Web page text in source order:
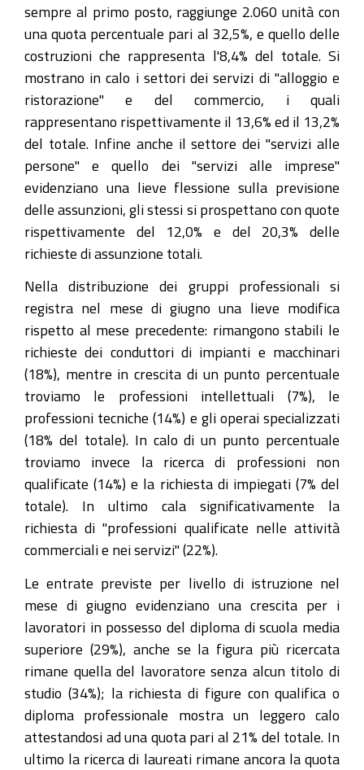
sempre al primo posto, raggiunge 2.060 unità con
una quota percentuale pari al 32,5%, e quello delle
costruzioni che rappresenta l'8,4% del totale. Si
mostrano in calo i settori dei servizi di "alloggio e
ristorazione" e del commercio, i quali
rappresentano rispettivamente il 13,6% ed il 13,2%
del totale. Infine anche il settore dei "servizi alle
persone" e quello dei "servizi alle imprese"
evidenziano una lieve flessione sulla previsione
delle assunzioni, gli stessi si prospettano con quote
rispettivamente del 12,0% e del 20,3% delle
richieste di assunzione totali.
Nella distribuzione dei gruppi professionali si
registra nel mese di giugno una lieve modifica
rispetto al mese precedente: rimangono stabili le
richieste dei conduttori di impianti e macchinari
(18%), mentre in crescita di un punto percentuale
troviamo le professioni intellettuali (7%), le
professioni tecniche (14%) e gli operai specializzati
(18% del totale). In calo di un punto percentuale
troviamo invece la ricerca di professioni non
qualificate (14%) e la richiesta di impiegati (7% del
totale). In ultimo cala significativamente la
richiesta di "professioni qualificate nelle attività
commerciali e nei servizi" (22%).
Le entrate previste per livello di istruzione nel
mese di giugno evidenziano una crescita per i
lavoratori in possesso del diploma di scuola media
superiore (29%), anche se la figura più ricercata
rimane quella del lavoratore senza alcun titolo di
studio (34%); la richiesta di figure con qualifica o
diploma professionale mostra un leggero calo
attestandosi ad una quota pari al 21% del totale. In
ultimo la ricerca di laureati rimane ancora la quota